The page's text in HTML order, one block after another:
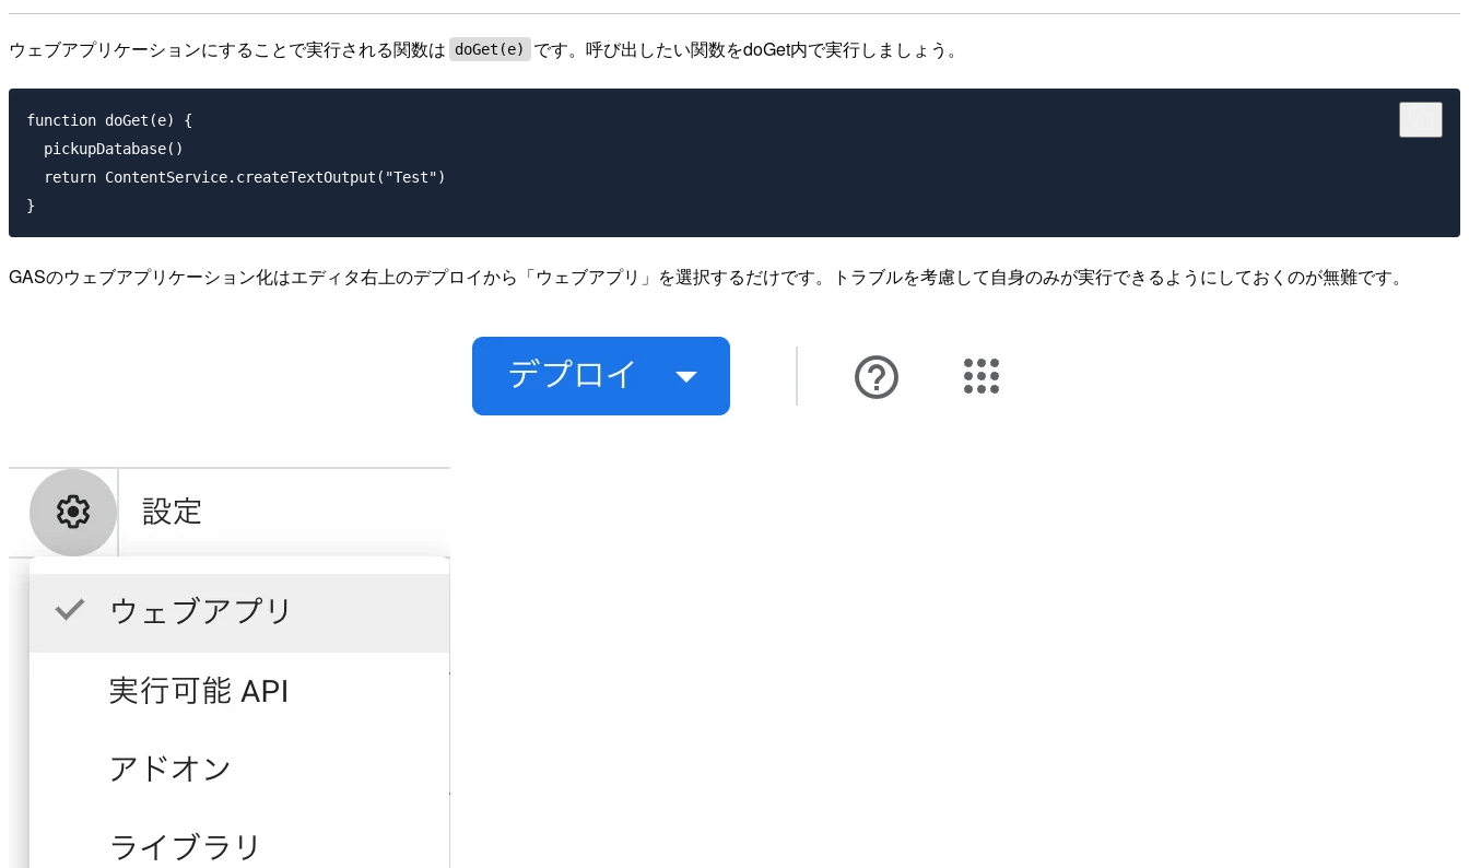
ウェブアプリケーションにすることで実行される関数は doGet(e) です。呼び出したい関数をdoGet内で実行しましょう。
function doGet(e) {
  pickupDatabase()
  return ContentService.createTextOutput("Test")
GASのウェブアプリケーション化はエディタ右上のデプロイから「ウェブアプリ」を選択するだけです。トラブルを考慮して自身のみが実行できるようにしておくのが無難です。